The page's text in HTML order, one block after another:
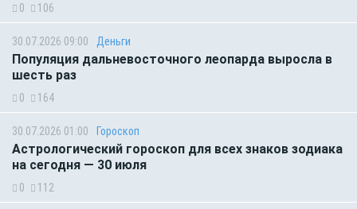
0 106
30.07.2026 09:00 Деньги
Популяция дальневосточного леопарда выросла в
шесть раз
0 164
30.07.2026 01:00 Гороскоп
Астрологический гороскоп для всех знаков зодиака
на сегодня — 30 июля
0 112